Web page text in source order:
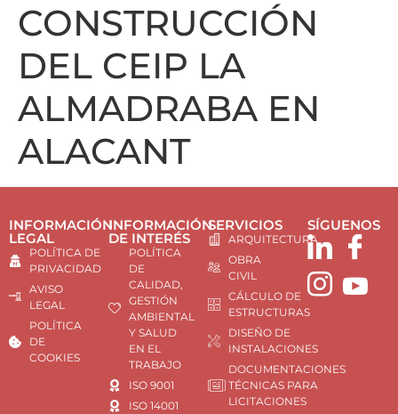
CONSTRUCCIÓN
DEL CEIP LA
ALMADRABA EN
ALACANT
INFORMACIÓN
LEGAL
POLÍTICA DE
PRIVACIDAD
AVISO
LEGAL
POLÍTICA
DE
COOKIES
INFORMACIÓN
DE INTERÉS
POLÍTICA
DE
CALIDAD,
GESTIÓN
AMBIENTAL
Y SALUD
EN EL
TRABAJO
ISO 9001
ISO 14001
SERVICIOS
ARQUITECTURA
OBRA
CIVIL
CÁLCULO DE
ESTRUCTURAS
DISEÑO DE
INSTALACIONES
DOCUMENTACIONES
TÉCNICAS PARA
LICITACIONES
SÍGUENOS